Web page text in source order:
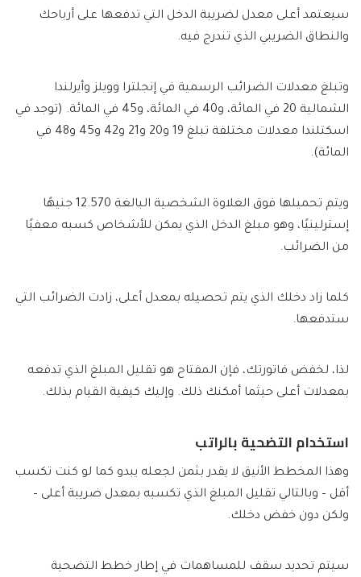
سيعتمد أعلى معدل لضريبة الدخل التي تدفعها على أرباحك
والنطاق الضريبي الذي تندرج فيه.
وتبلغ معدلات الضرائب الرسمية في إنجلترا وويلز وأيرلندا
الشمالية 20 في المائة، و40 في المائة، و45 في المائة. (توجد في
اسكتلندا معدلات مختلفة تبلغ 19 و20 و21 و42 و45 و48 في
المائة).
ويتم تحميلها فوق العلاوة الشخصية البالغة 12.570 جنيهًا
إسترلينيًا، وهو مبلغ الدخل الذي يمكن للأشخاص كسبه معفيًا
من الضرائب.
كلما زاد دخلك الذي يتم تحصيله بمعدل أعلى، زادت الضرائب التي
ستدفعها.
لذا، لخفض فاتورتك، فإن المفتاح هو تقليل المبلغ الذي تدفعه
بمعدلات أعلى حيثما أمكنك ذلك. وإليك كيفية القيام بذلك.
استخدام التضحية بالراتب
وهذا المخطط الأنيق لا يقدر بثمن لجعله يبدو كما لو كنت تكسب
أقل – وبالتالي تقليل المبلغ الذي تكسبه بمعدل ضريبة أعلى –
ولكن دون خفض دخلك.
سيتم تحديد سقف للمساهمات في إطار خطط التضحية